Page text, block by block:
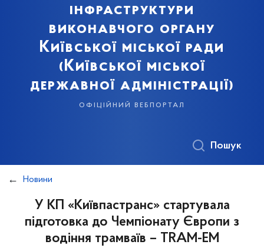
інфраструктури
виконавчого органу
Київської міської ради
(Київської міської
державної адміністрації)
офіційний вебпортал
Пошук
Новини
У КП «Київпастранс» стартувала
підготовка до Чемпіонату Європи з
водіння трамваїв – TRAM-EM